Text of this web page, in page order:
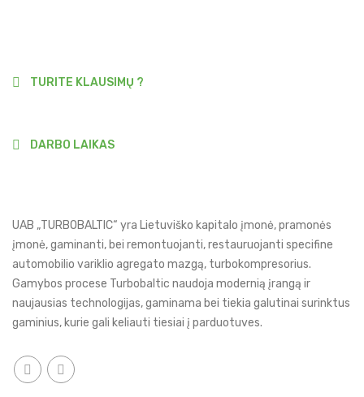
TURITE KLAUSIMŲ ?
DARBO LAIKAS
UAB „TURBOBALTIC“ yra Lietuviško kapitalo įmonė, pramonės
įmonė, gaminanti, bei remontuojanti, restauruojanti specifine
automobilio variklio agregato mazgą, turbokompresorius.
Gamybos procese Turbobaltic naudoja modernią įrangą ir
naujausias technologijas, gaminama bei tiekia galutinai surinktus
gaminius, kurie gali keliauti tiesiai į parduotuves.